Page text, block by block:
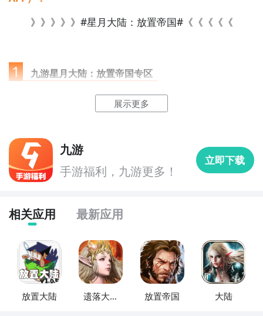
星月大陆放置帝国下载地址已经放在上文了，游戏将收
集、养成与冒险探索深度融合，以低门槛的放置机制、
乐趣的奇幻异世界。
星月大陆：放置帝国什么时候公测？公测
时间提前预
知，有三大方法，下边就让九游独家来为您揭秘吧！
方法一： 关注九游星月大陆：放置帝国大事件
步骤1：
步骤2：关注大事件列表，每次星月大陆：放置帝国测试
的时间都会最新发布，这是九游独家的哦；
》》》》》#星月大陆：放置帝国#《《《《《
1 九游星月大陆：放置帝国专区
，搜索星月大陆：放置帝国，进入之
载】，高速下载可以更加节省下载时间和流量，能够很
好的解决下载耗时长的问题。
展示更多
九游
手游福利，九游更多！
立即下载
相关应用 最新应用
放置大陆
遗落大陆
放置帝国 大陆